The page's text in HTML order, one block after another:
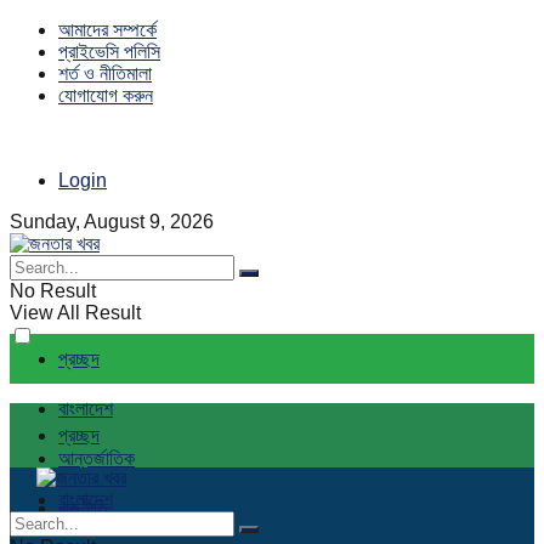
আমাদের সম্পর্কে
প্রাইভেসি পলিসি
শর্ত ও নীতিমালা
যোগাযোগ করুন
Login
Sunday, August 9, 2026
No Result
View All Result
প্রচ্ছদ
বাংলাদেশ
আন্তর্জাতিক
রাজনীতি
প্রচ্ছদ
বাংলাদেশ